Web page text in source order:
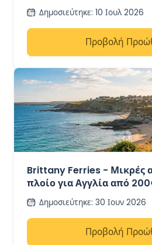
πλοίων από το
Δημοσιεύτηκε: 10 Ιουλ 2026
Προβολή
Brittany Ferries - Μικρές
πλοίο για Αγγλία από
Δημοσιεύτηκε: 30 Ιουν 2026
Προβολή